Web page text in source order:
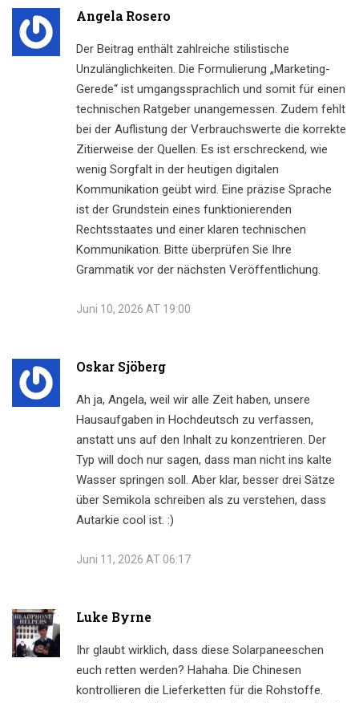
Angela Rosero
Der Beitrag enthält zahlreiche stilistische
Unzulänglichkeiten. Die Formulierung „Marketing-
Gerede“ ist umgangssprachlich und somit für einen
technischen Ratgeber unangemessen. Zudem fehlt
bei der Auflistung der Verbrauchswerte die korrekte
Zitierweise der Quellen. Es ist erschreckend, wie
wenig Sorgfalt in der heutigen digitalen
Kommunikation geübt wird. Eine präzise Sprache
ist der Grundstein eines funktionierenden
Rechtsstaates und einer klaren technischen
Kommunikation. Bitte überprüfen Sie Ihre
Grammatik vor der nächsten Veröffentlichung.
Juni 10, 2026 AT 19:00
Oskar Sjöberg
Ah ja, Angela, weil wir alle Zeit haben, unsere
Hausaufgaben in Hochdeutsch zu verfassen,
anstatt uns auf den Inhalt zu konzentrieren. Der
Typ will doch nur sagen, dass man nicht ins kalte
Wasser springen soll. Aber klar, besser drei Sätze
über Semikola schreiben als zu verstehen, dass
Autarkie cool ist. :)
Juni 11, 2026 AT 06:17
Luke Byrne
Ihr glaubt wirklich, dass diese Solarpaneeschen
euch retten werden? Hahaha. Die Chinesen
kontrollieren die Lieferketten für die Rohstoffe.